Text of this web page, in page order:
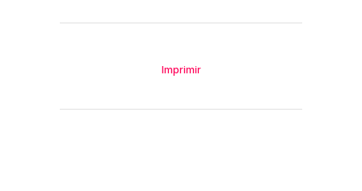
Imprimir